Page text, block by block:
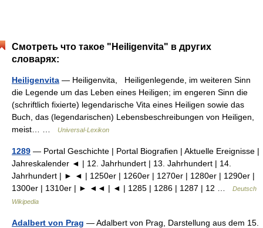
Смотреть что такое "Heiligenvita" в других
словарях:
Heiligenvita — Heiligenvita, Heiligenlegende, im weiteren Sinn
die Legende um das Leben eines Heiligen; im engeren Sinn die
(schriftlich fixierte) legendarische Vita eines Heiligen sowie das
Buch, das (legendarischen) Lebensbeschreibungen von Heiligen,
meist… …
Universal-Lexikon
1289 — Portal Geschichte | Portal Biografien | Aktuelle Ereignisse |
Jahreskalender ◄ | 12. Jahrhundert | 13. Jahrhundert | 14.
Jahrhundert | ► ◄ | 1250er | 1260er | 1270er | 1280er | 1290er |
1300er | 1310er | ► ◄◄ | ◄ | 1285 | 1286 | 1287 | 12 …
Deutsch
Wikipedia
Adalbert von Prag — Adalbert von Prag, Darstellung aus dem 15.